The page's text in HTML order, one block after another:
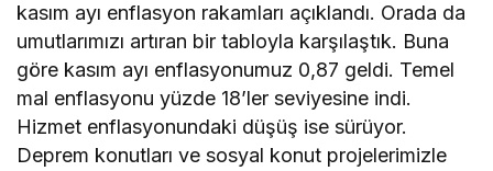
kasım ayı enflasyon rakamları açıklandı. Orada da
umutlarımızı artıran bir tabloyla karşılaştık. Buna
göre kasım ayı enflasyonumuz 0,87 geldi. Temel
mal enflasyonu yüzde 18’ler seviyesine indi.
Hizmet enflasyonundaki düşüş ise sürüyor.
Deprem konutları ve sosyal konut projelerimizle